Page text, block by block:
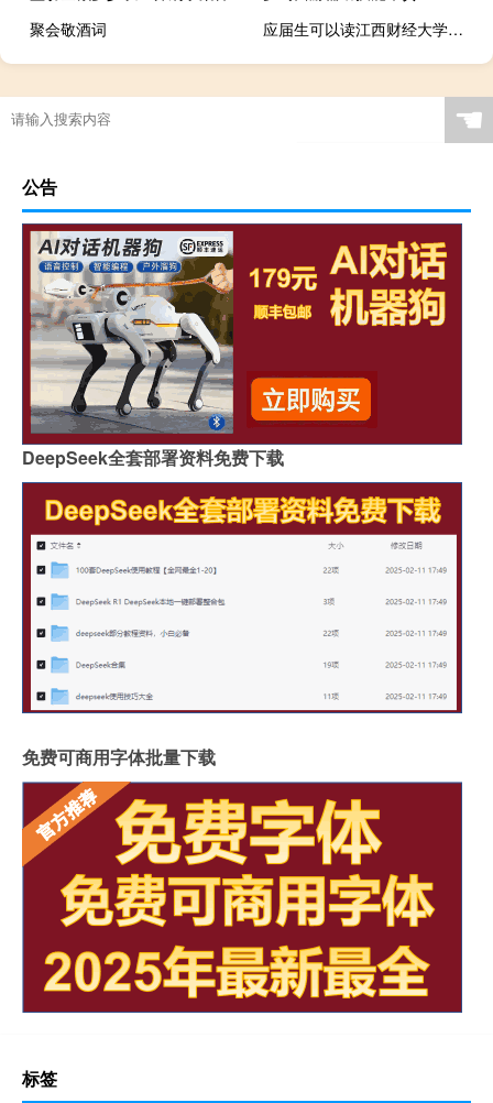
聚会敬酒词
应届生可以读江西财经大学研修班吗
☚
公告
DeepSeek全套部署资料免费下载
免费可商用字体批量下载
标签